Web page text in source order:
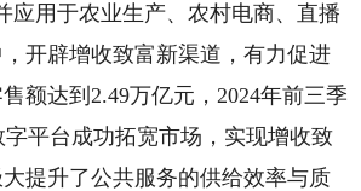
应用于农业生产、农村电商、直播
开辟增收致富新渠道，有力促进
额达到2.49万亿元，2024年前三季
平台成功拓宽市场，实现增收致
提升了公共服务的供给效率与质